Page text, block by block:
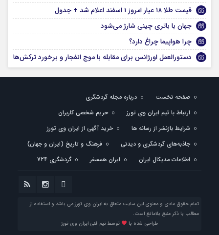
قیمت طلا ۱۸ عیار امروز ۱ اسفند اعلام شد + جدول
جهان با باتری چینی شارژ می‌شود
چرا هواپیما چراغ دارد؟
دستورالعمل اورژانس برای مقابله با موج انفجار و برخورد ترکش‌ها
صفحه نخست
درباره مجله گردشگری
ارتباط با تیم ایران وی تورز
حریم شخصی کاربران
شرایط بازنشر از رسانه ها
خرید آگهی از ایران وی تورز
جاذبه‌های گردشگری و دیدنی
فرهنگ و تاریخ (ایران و جهان)
اطلاعات مدیکال ایران
ایران همسفر گردشگری 724
تمام حقوق مادی و معنوی این سایت متعلق به ایران وی تورز می باشد و استفاده از
مطالب با ذکر منبع بلامانع است.
طراحی شده با
توسط تیم فنی ایران وی تورز